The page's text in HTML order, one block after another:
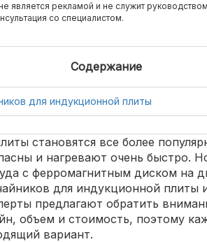
является рекламой и не служит
со специалистом.
Содержание
для индукционной плиты
становятся все более
и нагревают очень быстро.
с ферромагнитным диском на
для индукционной плиты
предлагают обратить
объем и стоимость, поэтому
вариант.